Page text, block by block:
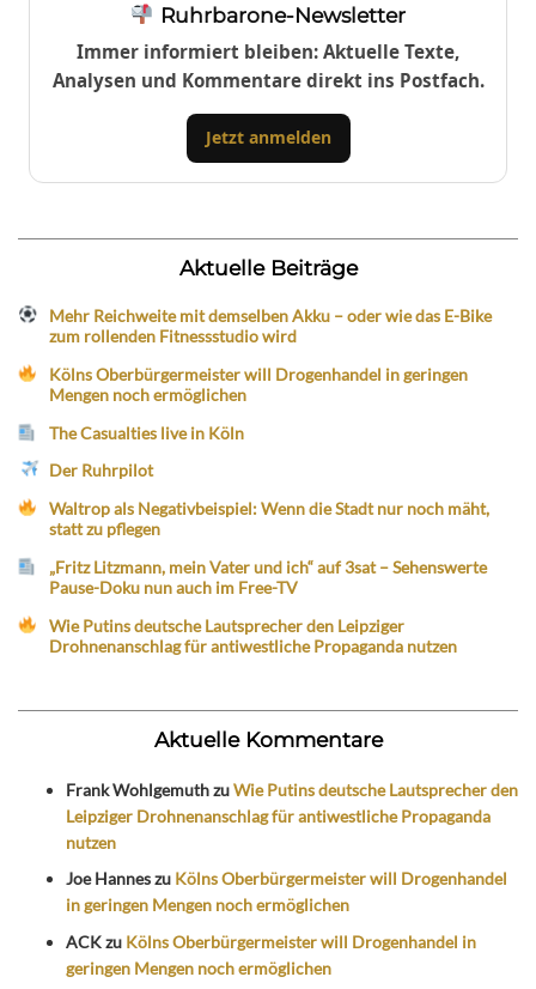
Ruhrbarone-Newsletter
Immer informiert bleiben: Aktuelle Texte,
Analysen und Kommentare direkt ins Postfach.
Jetzt anmelden
Aktuelle Beiträge
Mehr Reichweite mit demselben Akku – oder wie das E-Bike
zum rollenden Fitnessstudio wird
Kölns Oberbürgermeister will Drogenhandel in geringen
Mengen noch ermöglichen
The Casualties live in Köln
Der Ruhrpilot
Waltrop als Negativbeispiel: Wenn die Stadt nur noch mäht,
statt zu pflegen
„Fritz Litzmann, mein Vater und ich“ auf 3sat – Sehenswerte
Pause-Doku nun auch im Free-TV
Wie Putins deutsche Lautsprecher den Leipziger
Drohnenanschlag für antiwestliche Propaganda nutzen
Aktuelle Kommentare
Frank WohlgemuthzuWie Putins deutsche Lautsprecher den
Leipziger Drohnenanschlag für antiwestliche Propaganda
nutzen
Joe Hanneszu Kölns Oberbürgermeister will Drogenhandel
in geringen Mengen noch ermöglichen
ACKzu Kölns Oberbürgermeister will Drogenhandel in
geringen Mengen noch ermöglichen